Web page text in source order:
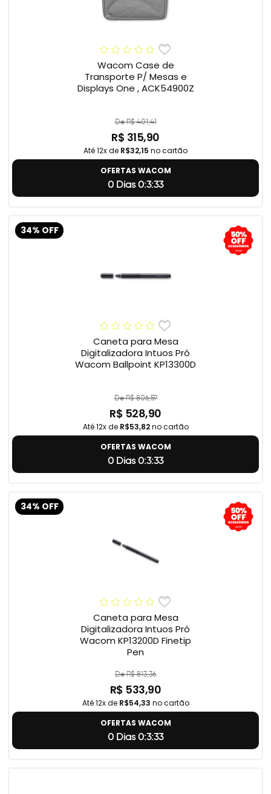
Wacom Case de
Transporte P/ Mesas e
Displays One , ACK54900Z
De R$ 401,41
R$ 315,90
Até 12x de R$32,15 no cartão
OFERTAS WACOM
0 Dias 0:3:32
34% OFF
Caneta para Mesa
Digitalizadora Intuos Pró
Wacom Ballpoint KP13300D
De R$ 806,59
R$ 528,90
Até 12x de R$53,82no cartão
OFERTAS WACOM
0 Dias 0:3:32
34% OFF
Caneta para Mesa
Digitalizadora Intuos Pró
Wacom KP13200D Finetip
Pen
De R$ 813,36
R$ 533,90
Até 12x de R$54,33 no cartão
OFERTAS WACOM
0 Dias 0:3:32